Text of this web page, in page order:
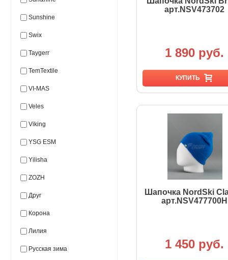
Sunshine
Swix
Taygerr
TemTextile
VI-MAS
Veles
Viking
YSG ESM
Yilisha
ZOZH
Друг
Корона
Лилия
Русская зима
арт.NSV473702
1 890 руб.
КУПИТЬ
Шапочка NordSki
арт.NSV477700Н
1 450 руб.